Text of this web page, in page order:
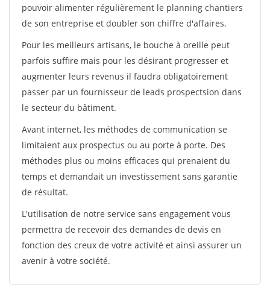
pouvoir alimenter régulièrement le planning chantiers
de son entreprise et doubler son chiffre d'affaires.
Pour les meilleurs artisans, le bouche à oreille peut
parfois suffire mais pour les désirant progresser et
augmenter leurs revenus il faudra obligatoirement
passer par un fournisseur de leads prospectsion dans
le secteur du bâtiment.
Avant internet, les méthodes de communication se
limitaient aux prospectus ou au porte à porte. Des
méthodes plus ou moins efficaces qui prenaient du
temps et demandait un investissement sans garantie
de résultat.
L'utilisation de notre service sans engagement vous
permettra de recevoir des demandes de devis en
fonction des creux de votre activité et ainsi assurer un
avenir à votre société.